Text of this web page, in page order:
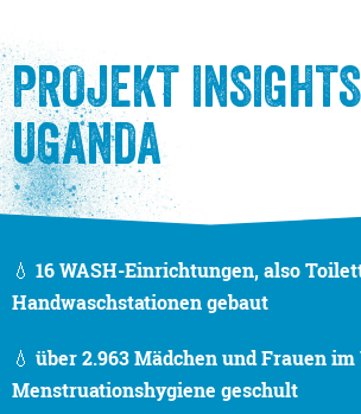
PROJEKT
UGANDA
💧 16 WASH-Einrichtungen, also
Handwaschstationen gebaut
💧 über 2.963 Mädchen und Frauen
Menstruationshygiene geschult